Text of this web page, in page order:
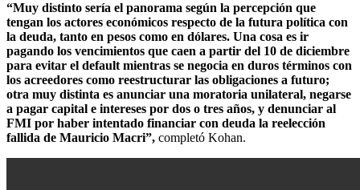
“Muy distinto sería el panorama según la percepción que
tengan los actores económicos respecto de la futura política con
la deuda, tanto en pesos como en dólares. Una cosa es ir
pagando los vencimientos que caen a partir del 10 de diciembre
para evitar el default mientras se negocia en duros términos con
los acreedores como reestructurar las obligaciones a futuro;
otra muy distinta es anunciar una moratoria unilateral, negarse
a pagar capital e intereses por dos o tres años, y denunciar al
FMI por haber intentado financiar con deuda la reelección
fallida de Mauricio Macri”, completó Kohan.